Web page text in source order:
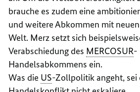
brauche es zudem eine
und weitere Abkommen mit
Welt. Merz setzt sich
Verabschiedung des MERCOSUR-
Handelsabkommens ein.
Was die US-Zollpolitik angeht, sei